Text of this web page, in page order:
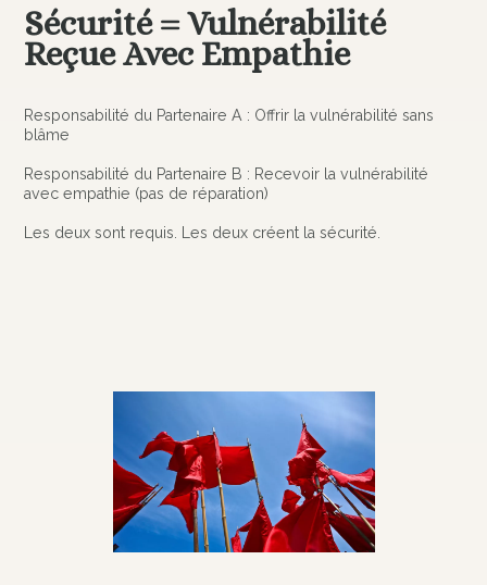
Sécurité = Vulnérabilité
Reçue Avec Empathie
Responsabilité du Partenaire A : Offrir la vulnérabilité sans
blâme
Responsabilité du Partenaire B : Recevoir la vulnérabilité
avec empathie (pas de réparation)
Les deux sont requis. Les deux créent la sécurité.